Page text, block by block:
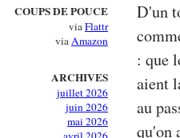
COUPS DE POUCE
viaFlattr
viaAmazon
ARCHIVES
juillet 2026
juin 2026
mai 2026
D'un
: que
aient
au
qu'on